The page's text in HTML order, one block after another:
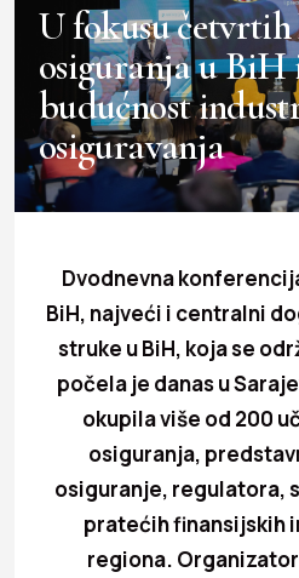
U fokusu četvrtih
osiguranja u BiH
budućnost
osiguravanja
Dvodnevna
BiH, najveći i centralni
struke u BiH, koja se
počela je danas u
okupila više od 200
osiguranja,
osiguranje, regulatora,
pratećih finansijskih
regiona.